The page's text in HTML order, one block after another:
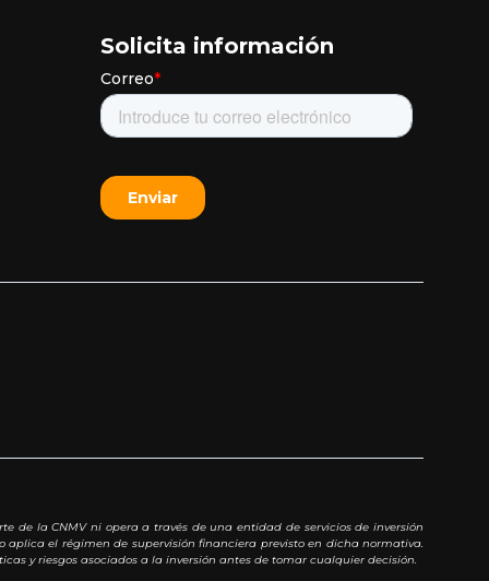
Solicita información
de la CNMV ni opera a través de una entidad de servicios de inversión
aplica el régimen de supervisión financiera previsto en dicha normativa.
y riesgos asociados a la inversión antes de tomar cualquier decisión.